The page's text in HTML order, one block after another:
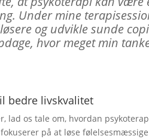
Under mine
og udvikle sunde
hvor meget min
bedre livskvalitet
lad os tale om, hvordan
på at løse